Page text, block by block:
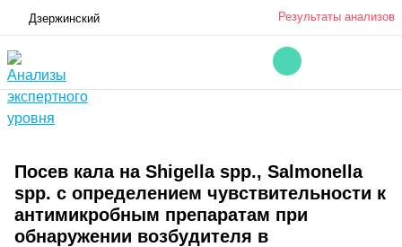
Дзержинский Результаты анализов
Посев кала на Shigella spp., Salmonella
spp. с определением чувствительности к
антимикробным препаратам при
обнаружении возбудителя в